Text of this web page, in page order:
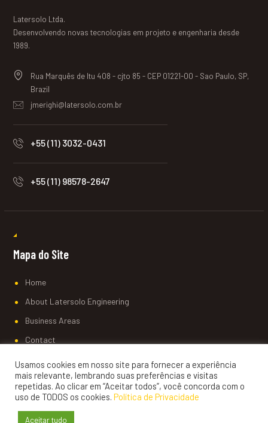
Latersolo Ltda.
Desenvolvendo novas tecnologias em projeto e engenharia desde
1989.
Rua Marquês de Itu 408 - cjto 85 - CEP 01221-00 - Sao Paulo, SP,
Brazil
jmerighi@latersolo.com.br
+55 (11) 3032-0431
+55 (11) 98578-2647
Mapa do Site
Home
About Latersolo Engineering
Business Areas
Contact
Usamos cookies em nosso site para fornecer a experiência
mais relevante, lembrando suas preferências e visitas
repetidas. Ao clicar em “Aceitar todos”, você concorda com o
uso de TODOS os cookies. Política de Privacidade
Aceitar tudo